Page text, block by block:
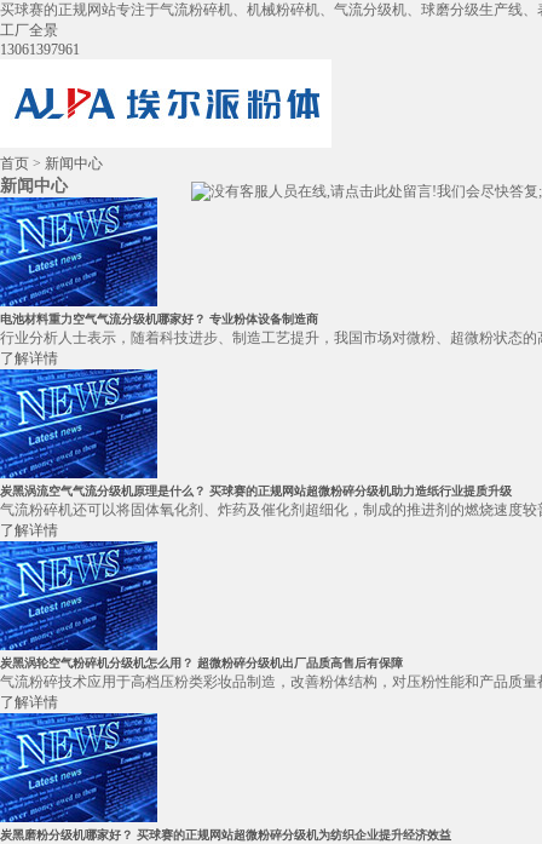
买球赛的正规网站专注于气流粉碎机、机械粉碎机、气流分级机、球磨分级生产线
工厂全景
13061397961
首页 > 新闻中心
新闻中心
电池材料重力空气气流分级机哪家好？ 专业粉体设备制造商
行业分析人士表示，随着科技进步、制造工艺提升，我国市场对微粉、超微粉状态
了解详情
炭黑涡流空气气流分级机原理是什么？ 买球赛的正规网站超微粉碎分级机助力造纸行业提质升级
气流粉碎机还可以将固体氧化剂、炸药及催化剂超细化，制成的推进剂的燃烧速度
了解详情
炭黑涡轮空气粉碎机分级机怎么用？ 超微粉碎分级机出厂品质高售后有保障
气流粉碎技术应用于高档压粉类彩妆品制造，改善粉体结构，对压粉性能和产品质
了解详情
炭黑磨粉分级机哪家好？ 买球赛的正规网站超微粉碎分级机为纺织企业提升经济效益